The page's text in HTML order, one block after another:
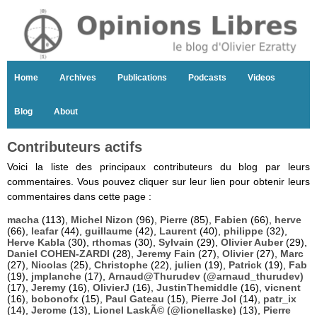
Home Archives Publications Podcasts Videos
Blog About
Contributeurs actifs
Voici la liste des principaux contributeurs du blog par leurs
commentaires. Vous pouvez cliquer sur leur lien pour obtenir leurs
commentaires dans cette page :
macha (113), Michel Nizon (96), Pierre (85), Fabien (66), herve
(66), leafar(44), guillaume (42), Laurent (40), philippe (32),
Herve Kabla (30), rthomas (30), Sylvain (29), Olivier Auber(29),
Daniel COHEN-ZARDI (28), Jeremy Fain (27), Olivier(27), Marc
(27), Nicolas (25), Christophe (22), julien (19), Patrick (19), Fab
(19), jmplanche (17), Arnaud@Thurudev (@arnaud_thurudev)
(17), Jeremy (16), OlivierJ (16), JustinThemiddle (16), vicnent
(16), bobonofx (15), Paul Gateau (15), Pierre Jol (14), patr_ix
(14), Jerome (13), Lionel LaskÃ© (@lionellaske) (13), Pierre